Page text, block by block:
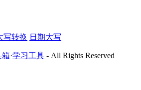
写转换 日期大写
箱·学习工具 - All Rights Reserved